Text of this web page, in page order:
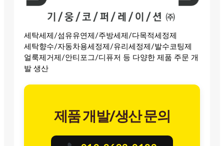
세탁세제/섬유유연제/주방세제/다목적세정제
세탁향수/자동차용세정제/유리세정제/발수코팅제
얼룩제거제/안티포그/디퓨저 등 다양한 제품 주문 개
발 생산
제품 개발/생산 문의